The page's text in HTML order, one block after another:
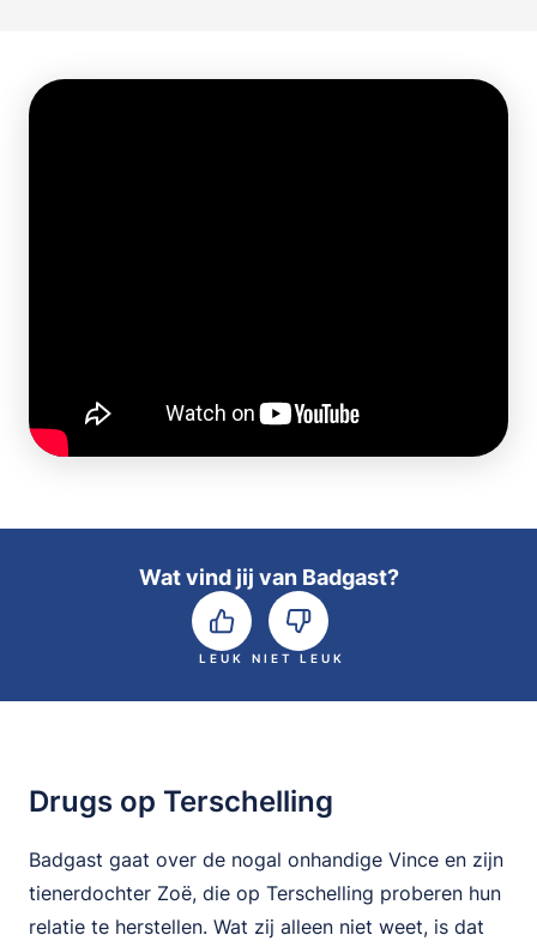
Wat vind jij van Badgast?
LEUK NIET LEUK
Drugs op Terschelling
Badgast gaat over de nogal onhandige Vince en zijn
tienerdochter Zoë, die op Terschelling proberen hun
relatie te herstellen. Wat zij alleen niet weet, is dat